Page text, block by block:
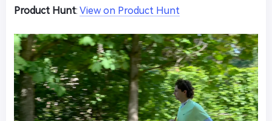
Product Hunt: View on Product Hunt